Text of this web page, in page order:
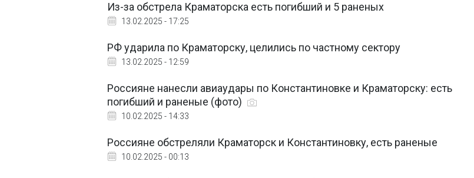
Из-за обстрела Краматорска есть погибший и 5 раненых
13.02.2025 - 17:25
РФ ударила по Краматорску, целились по частному сектору
13.02.2025 - 12:59
Россияне нанесли авиаудары по Константиновке и Краматорску: есть
погибший и раненые (фото)
10.02.2025 - 14:33
Россияне обстреляли Краматорск и Константиновку, есть раненые
10.02.2025 - 00:13